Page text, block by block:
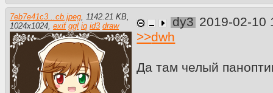
7eb7e41c3...cb.jpeg 1142.21 KB
1024x1024 exif ggl iq id3 draw dy3 2019-02-10
>>dwh
Да там челый